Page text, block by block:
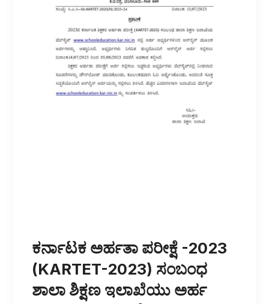
ಕರ್ನಾಟಕ ಅರ್ಹತಾ ಪರೀಕ್ಷೆ -2023
(KARTET-2023) ಸಂಬಂಧ
ಶಾಲಾ ಶಿಕ್ಷಣ ಇಲಾಖೆಯು ಅರ್ಹ